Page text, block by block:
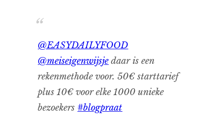
@EASYDAILYFOOD
@meiseigenwijsje daar is een
rekenmethode voor. 50€ starttarief
plus 10€ voor elke 1000 unieke
bezoekers #blogpraat